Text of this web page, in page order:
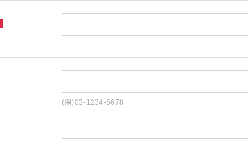
(例)03-1234-5678